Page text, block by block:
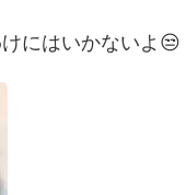
にはいかないよ😒